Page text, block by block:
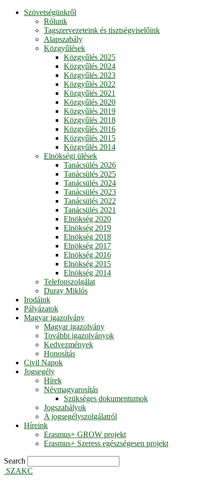
Szövetségünkről
Rólunk
Tagszervezeteink és tisztségviselőink
Alapszabály
Közgyűlések
Közgyűlés 2025
Közgyűlés 2024
Közgyűlés 2023
Közgyűlés 2022
Közgyűlés 2021
Közgyűlés 2020
Közgyűlés 2019
Közgyűlés 2018
Közgyűlés 2016
Közgyűlés 2015
Közgyűlés 2014
Elnökségi ülések
Tanácsülés 2026
Tanácsülés 2025
Tanácsülés 2024
Tanácsülés 2023
Tanácsülés 2022
Tanácsülés 2021
Elnökség 2020
Elnökség 2019
Elnökség 2018
Elnökség 2017
Elnökség 2016
Elnökség 2015
Elnökség 2014
Telefonszolgálat
Duray Miklós
Irodáink
Pályázatok
Magyar igazolvány
Magyar igazolvány
További igazolványok
Kedvezmények
Honosítás
Civil Napok
Jogsegély
Hírek
Névmagyarosítás
Szükséges dokumentumok
Jogszabályok
A jogsegélyszolgálatról
Híreink
Erasmus+ GROW projekt
Erasmus+ Szeress egészségesen projekt
Search
SZAKC